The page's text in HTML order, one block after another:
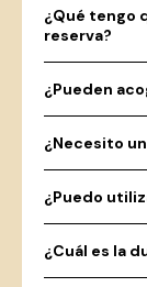
¿Qué tengo
reserva?
¿Pueden
¿Necesito
¿Puedo
¿Cuál es la